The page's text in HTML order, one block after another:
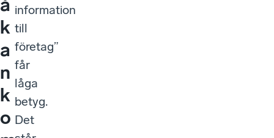
å
k
a
n
k
o
information
till
företag”
får
låga
betyg.
Det